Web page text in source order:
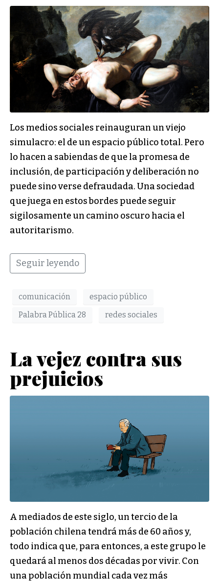
Los medios sociales reinauguran un viejo
simulacro: el de un espacio público total. Pero
lo hacen a sabiendas de que la promesa de
inclusión, de participación y deliberación no
puede sino verse defraudada. Una sociedad
que juega en estos bordes puede seguir
sigilosamente un camino oscuro hacia el
autoritarismo.
Seguir leyendo
comunicación
espacio público
Palabra Pública 28
redes sociales
La vejez contra sus
prejuicios
A mediados de este siglo, un tercio de la
población chilena tendrá más de 60 años y,
todo indica que, para entonces, a este grupo le
quedará al menos dos décadas por vivir. Con
una población mundial cada vez más